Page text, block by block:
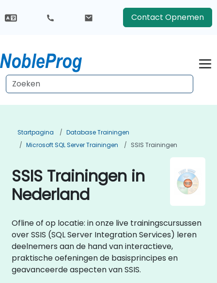
Contact Opnemen
Startpagina
Database Trainingen
Microsoft SQL Server Trainingen
SSIS Trainingen
SSIS Trainingen in
Nederland
Ofline of op locatie: in onze live trainingscursussen
over SSIS (SQL Server Integration Services) leren
deelnemers aan de hand van interactieve,
praktische oefeningen de basisprincipes en
geavanceerde aspecten van SSIS.